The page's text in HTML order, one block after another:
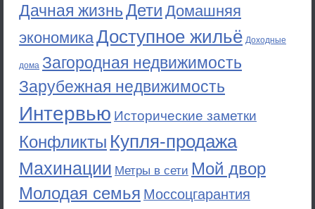
Дачная жизньДети Домашняя
экономикаДоступное жильё Доходные
дома Загородная недвижимость
Зарубежная недвижимость
Интервью Исторические заметки
Конфликты Купля-продажа
Махинации Метры в сети Мой двор
Молодая семья Моссоцгарантия